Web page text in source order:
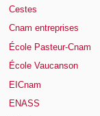
Cestes
Cnam entreprises
École Pasteur-Cnam
École Vaucanson
EICnam
ENASS